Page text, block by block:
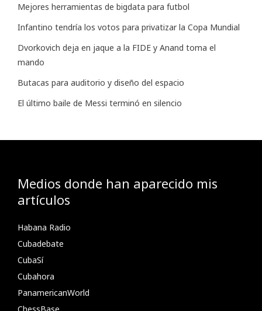
Mejores herramientas de bigdata para futbol
Infantino tendría los votos para privatizar la Copa Mundial
Dvorkovich deja en jaque a la FIDE y Anand toma el
mando
Butacas para auditorio y diseño del espacio
El último baile de Messi terminó en silencio
Medios donde han aparecido mis
artículos
Habana Radio
Cubadebate
CubaSí
Cubahora
PanamericanWorld